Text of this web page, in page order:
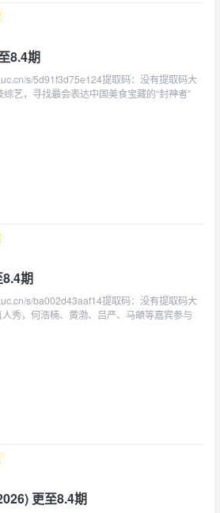
8.4期
s/5d91f3d75e124提取码：没有提取码大
艺，寻找最会表达中国美食宝藏的“封神者”
期
s/ba002d43aaf14提取码：没有提取码大
秀，何浩楠、黄渤、吕严、马頔等嘉宾参与
更至8.4期